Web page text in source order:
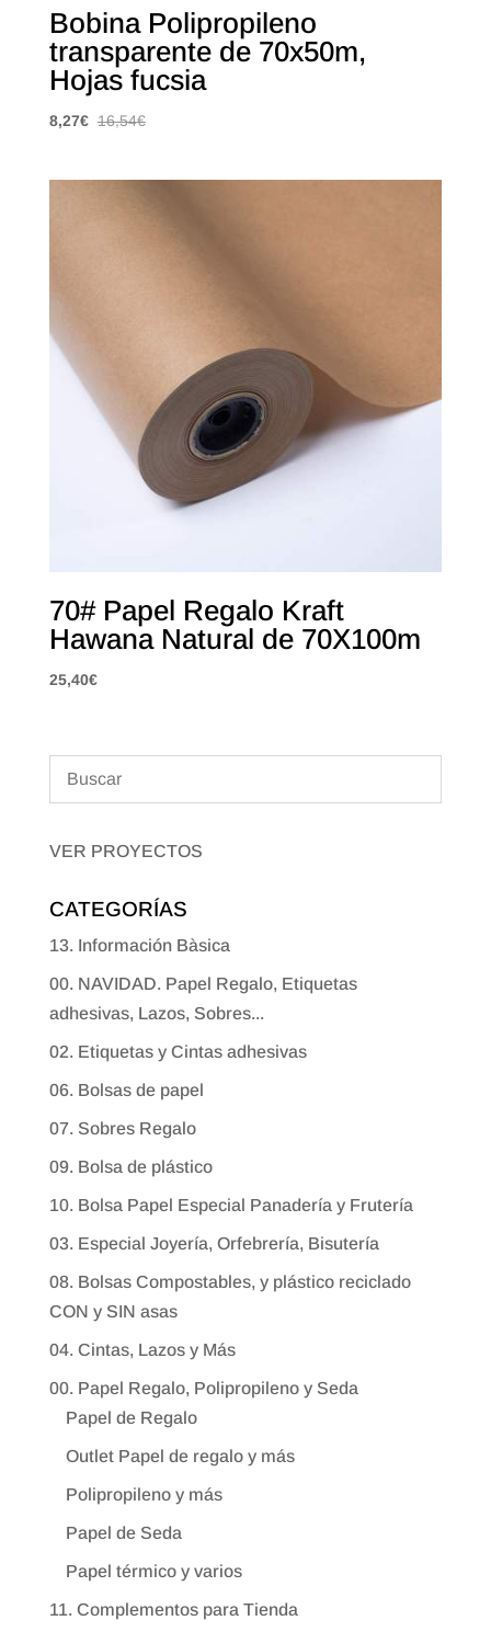
Bobina Polipropileno
transparente de 70x50m,
Hojas fucsia
8,27€ 16,54€
70# Papel Regalo Kraft
Hawana Natural de 70X100m
25,40€
VER PROYECTOS
CATEGORÍAS
13. Información Bàsica
00. NAVIDAD. Papel Regalo, Etiquetas
adhesivas, Lazos, Sobres...
02. Etiquetas y Cintas adhesivas
06. Bolsas de papel
07. Sobres Regalo
09. Bolsa de plástico
10. Bolsa Papel Especial Panadería y Frutería
03. Especial Joyería, Orfebrería, Bisutería
08. Bolsas Compostables, y plástico reciclado
CON y SIN asas
04. Cintas, Lazos y Más
00. Papel Regalo, Polipropileno y Seda
Papel de Regalo
Outlet Papel de regalo y más
Polipropileno y más
Papel de Seda
Papel térmico y varios
11. Complementos para Tienda